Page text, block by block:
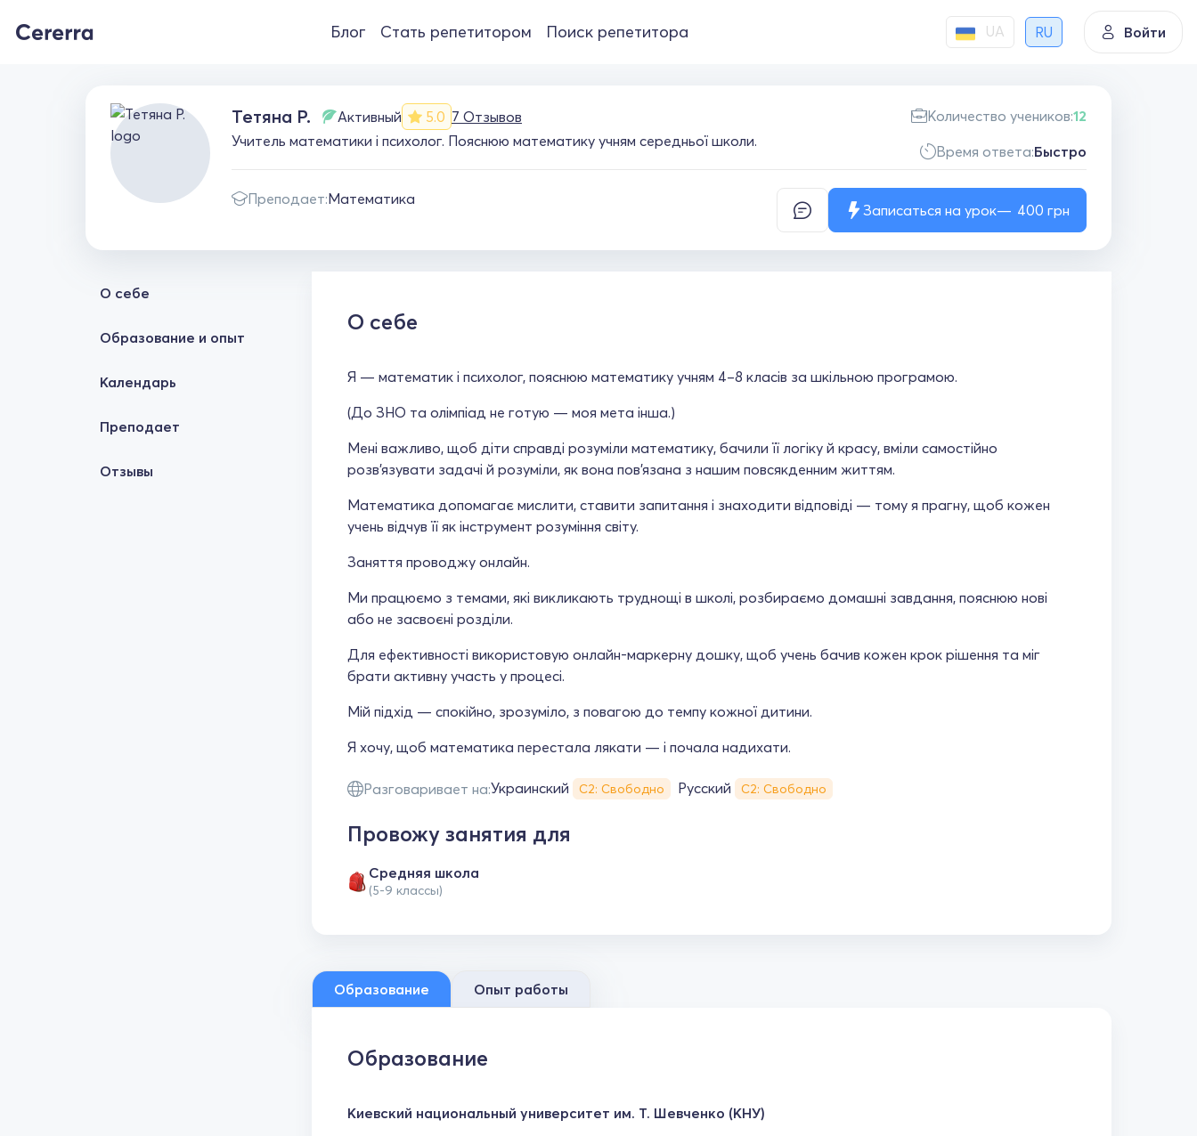
Блог Стать репетитором Поиск репетитора UA RU Войти
Тетяна Р. Активный 5.0 7 Отзывов
Учитель математики і психолог. Пояснюю математику учням середньої школи.
Преподает:Математика
Количество учеников:12
Время ответа:Быстро
Записаться на урок 400 грн
О себе
Образование и опыт
Календарь
Преподает
Отзывы
О себе
Я — математик і психолог, пояснюю математику учням 4–8 класів за шкільною програмою.
(До ЗНО та олімпіад не готую — моя мета інша.)
Мені важливо, щоб діти справді розуміли математику, бачили її логіку й красу, вміли самостійно
розв’язувати задачі й розуміли, як вона пов’язана з нашим повсякденним життям.
Математика допомагає мислити, ставити запитання і знаходити відповіді — тому я прагну, щоб кожен
учень відчув її як інструмент розуміння світу.
Заняття проводжу онлайн.
Ми працюємо з темами, які викликають труднощі в школі, розбираємо домашні завдання, пояснюю нові
або не засвоєні розділи.
Для ефективності використовую онлайн-маркерну дошку, щоб учень бачив кожен крок рішення та міг
брати активну участь у процесі.
Мій підхід — спокійно, зрозуміло, з повагою до темпу кожної дитини.
Я хочу, щоб математика перестала лякати — і почала надихати.
Разговаривает на:Украинский С2: Свободно Русский С2: Свободно
Провожу занятия для
Средняя школа
(5-9 классы)
Образование Опыт работы
Образование
Киевский национальный университет им. Т. Шевченко (КНУ)